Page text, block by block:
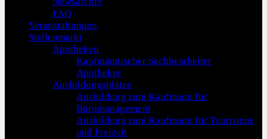
FAQ
Veranstaltungen
Stellenmarkt
Apotheken
Kaufmännischer Sachbearbeiter
Apotheker
Ausbildungsplätze
Ausbildung zum Kaufmann für
Büromanagement
Ausbildung zum Kaufmann für Tourismus
und Freizeit